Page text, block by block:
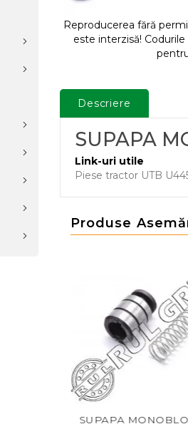
Reproducerea fără
este interzisă!
Descriere
SUPAPA
Link-uri utile
Piese tractor UTB
Produse
SUPAPA MONOBLOC CU